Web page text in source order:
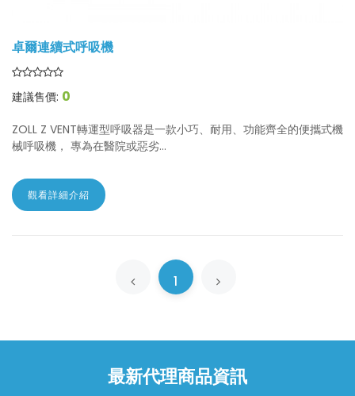
卓爾連續式呼吸機
建議售價: 0
ZOLL Z VENT轉運型呼吸器是一款小巧、耐用、功能齊全的便攜式機
械呼吸機， 專為在醫院或惡劣...
觀看詳細介紹
1
最新代理商品資訊